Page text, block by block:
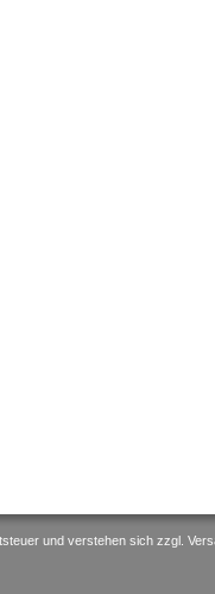
und verstehen sich zzgl.